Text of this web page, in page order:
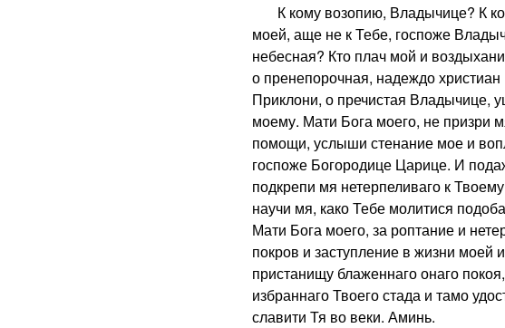
К кому возопию, Владычице? К
моей, аще не к Тебе, госпоже
небесная? Кто плач мой и
о пренепорочная, надеждо
Приклони, о пречистая Владычице,
моему. Мати Бога моего, не призри
помощи, услыши стенание мое и
госпоже Богородице Царице. И
подкрепи мя нетерпеливаго к
научи мя, како Тебе молитися
Мати Бога моего, за роптание и
покров и заступление в жизни моей
пристанищу блаженнаго онаго
избраннаго Твоего стада и тамо
славити Тя во веки. Аминь.